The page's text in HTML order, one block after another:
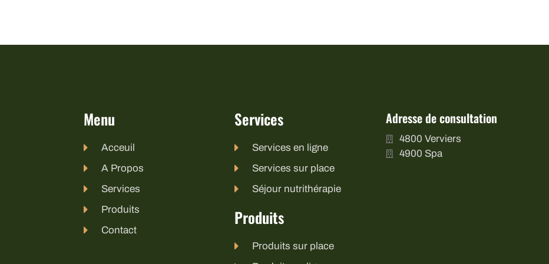
Menu
Acceuil
A Propos
Services
Produits
Contact
Services
Services en ligne
Services sur place
Séjour nutrithérapie
Produits
Produits sur place
Adresse de consultation
4800 Verviers
4900 Spa